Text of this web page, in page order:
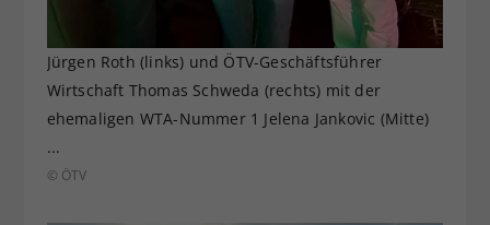
Jürgen Roth (links) und ÖTV-Geschäftsführer
Wirtschaft Thomas Schweda (rechts) mit der
ehemaligen WTA-Nummer 1 Jelena Jankovic (Mitte)
...
© ÖTV